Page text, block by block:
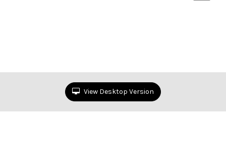
View Desktop Version